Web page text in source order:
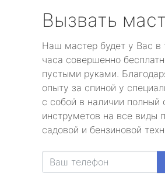
Вызвать
Наш мастер будет у Вас в
часа совершенно
пустыми руками.
опыту за спиной у
с собой в наличии полный
инструметов на все виды
садовой и бензиновой